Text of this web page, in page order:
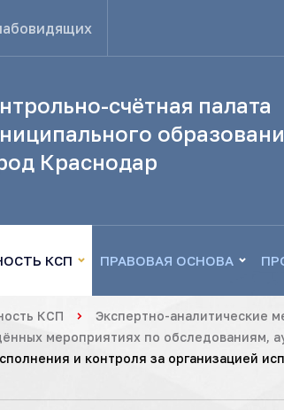
счётная палата
Краснодар
КСП ПРАВОВАЯ ОСНОВА
КСП Экспертно-аналитические
мероприятиях по обследованиям,
и контроля за организацией